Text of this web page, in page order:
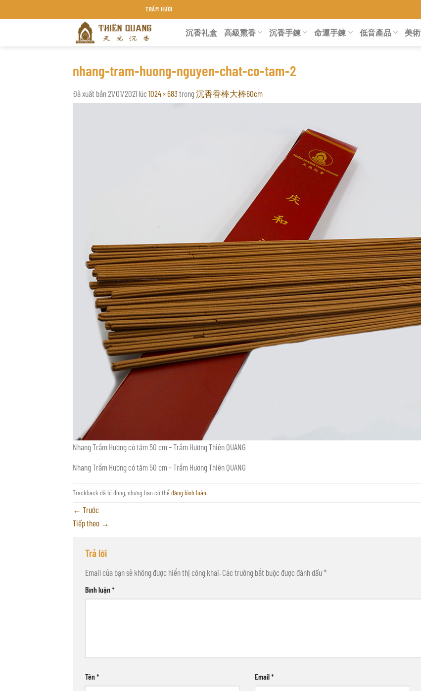
đến
TRẦM HƯƠNG THIÊN QUANG KHÁNH HÒA
沉香礼盒 高級熏香 沉香手鍊 命運手鍊 低音產品 美術
nhang-tram-huong-nguyen-chat-co-tam-2
Đã xuất bản21/01/2021 lúc1024 × 683trong沉香香棒大棒60cm
Nhang Trầm Hương có tăm 50 cm – Trầm Hương Thiên QUANG
Nhang Trầm Hương có tăm 50 cm – Trầm Hương Thiên QUANG
Trackback đã bị đóng, nhưng bạn có thểđăng bình luận.
← Trước
Tiếp theo →
Trả lời
Email của bạn sẽ không được hiển thị công khai. Các trường bắt buộc được đánh dấu*
Bình luận*
Tên* Email*